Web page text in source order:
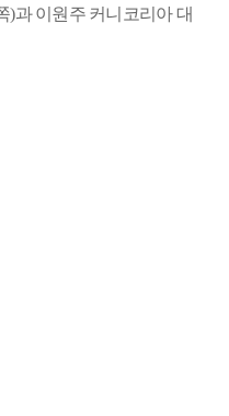
)과 이원주 커니코리아 대